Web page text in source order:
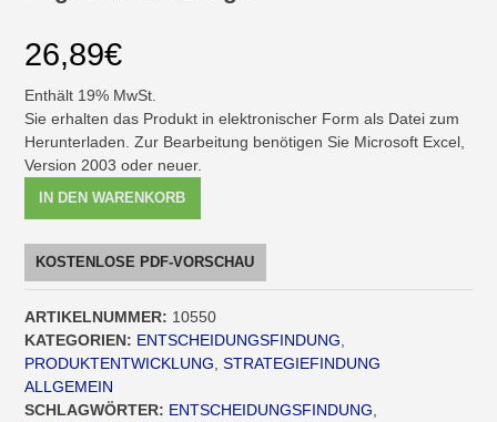
26,89€
Enthält 19% MwSt.
Sie erhalten das Produkt in elektronischer Form als Datei zum
Herunterladen. Zur Bearbeitung benötigen Sie Microsoft Excel,
Version 2003 oder neuer.
[Digital]
Menge
IN DEN WARENKORB
KOSTENLOSE PDF-VORSCHAU
ARTIKELNUMMER: 10550
KATEGORIEN: ENTSCHEIDUNGSFINDUNG
PRODUKTENTWICKLUNG ,STRATEGIEFINDUNG
ALLGEMEIN
SCHLAGWÖRTER: ENTSCHEIDUNGSFINDUNG